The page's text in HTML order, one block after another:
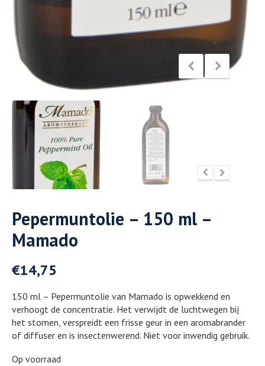
Pepermuntolie – 150 ml –
Mamado
€14,75
150 ml – Pepermuntolie van Mamado is opwekkend en
verhoogt de concentratie. Het verwijdt de luchtwegen bij
het stomen, verspreidt een frisse geur in een aromabrander
of diffuser en is insectenwerend. Niet voor inwendig gebruik.
Op voorraad